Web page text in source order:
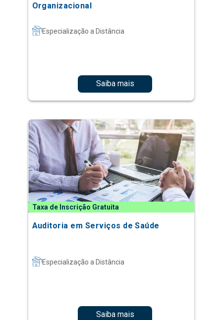
Organizacional
Especialização a Distância
Saiba mais
Taxa de Inscrição Gratuita
Auditoria em Serviços de Saúde
Especialização a Distância
Saiba mais